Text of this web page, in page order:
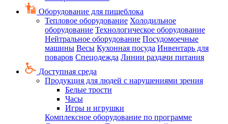
Оборудование для пищеблока
Тепловое оборудование Холодильное
оборудование Технологическое оборудование
Нейтральное оборудование Посудомоечные
машины Весы Кухонная посуда Инвентарь для
поваров Спецодежда Линии раздачи питания
Доступная среда
Продукция для людей с нарушениями зрения
Белые трости
Часы
Игры и игрушки
Комплексное оборудование по программе